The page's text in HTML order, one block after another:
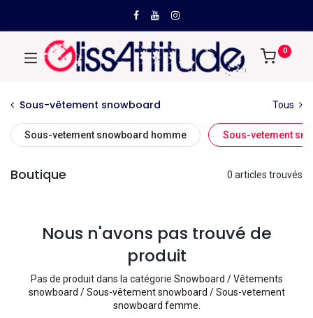
0
Sous-vêtement snowboard Tous
Sous-vetement snowboard homme Sous-vetement
Boutique 0 articles trouvés
Nous n'avons pas trouvé de
produit
Pas de produit dans la catégorie Snowboard / Vêtements
snowboard / Sous-vêtement snowboard / Sous-vetement
snowboard femme